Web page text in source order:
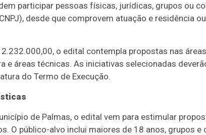
participar pessoas físicas, jurídicas, grupos ou
desde que comprovem atuação e residência
o edital contempla propostas nas
e áreas técnicas. As iniciativas selecionadas
do Termo de Execução.
de Palmas, o edital vem para estimular
O público-alvo inclui maiores de 18 anos, grupos